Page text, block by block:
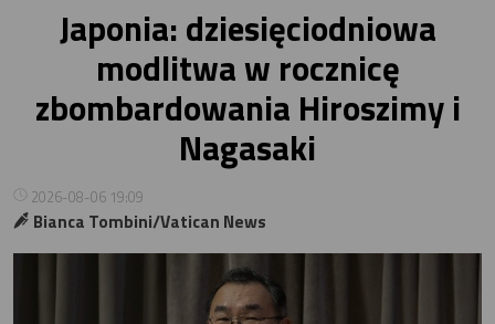
Japonia: dziesięciodniowa
modlitwa w rocznicę
zbombardowania Hiroszimy i
Nagasaki
2026-08-06 19:09
Bianca Tombini/Vatican News